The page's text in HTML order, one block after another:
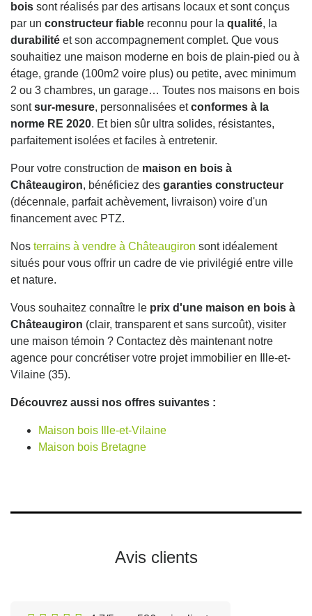
bois sont réalisés par des artisans locaux et sont conçus
par un constructeur fiable reconnu pour la qualité, la
durabilité et son accompagnement complet. Que vous
souhaitiez une maison moderne en bois de plain-pied ou à
étage, grande (100m2 voire plus) ou petite, avec minimum
2 ou 3 chambres, un garage… Toutes nos maisons en bois
sontsur-mesure, personnalisées etconformes à la
norme RE 2020. Et bien sûr ultra solides, résistantes,
parfaitement isolées et faciles à entretenir.
Pour votre construction de maison en bois à
Châteaugiron, bénéficiez des garanties constructeur
(décennale, parfait achèvement, livraison) voire d'un
financement avec PTZ.
Nos terrains à vendre à Châteaugiron sont idéalement
situés pour vous offrir un cadre de vie privilégié entre ville
et nature.
Vous souhaitez connaître le prix d'une maison en bois à
Châteaugiron (clair, transparent et sans surcoût), visiter
une maison témoin ? Contactez dès maintenant notre
agence pour concrétiser votre projet immobilier en Ille-et-
Vilaine (35).
Découvrez aussi nos offres suivantes :
Maison bois Ille-et-Vilaine
Maison bois Bretagne
Avis clients